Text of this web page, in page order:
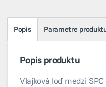
Popis Parametre
Popis produktu
Vlajková loď medzi